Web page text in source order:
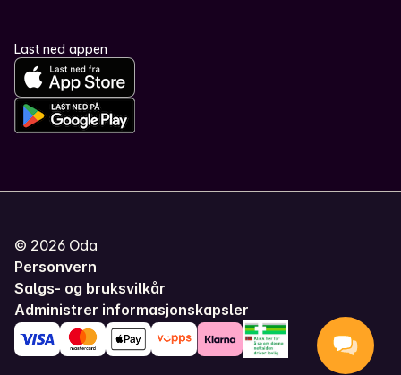
Last ned appen
© 2026 Oda
Personvern
Salgs- og bruksvilkår
Administrer informasjonskapsler